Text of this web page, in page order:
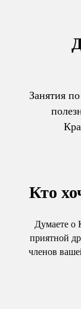
Занятия
Кто
Думаете о
приятной
членов